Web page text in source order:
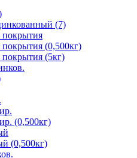
(7)
покрытия
покрытия (0,500кг)
покрытия (5кг)
(0,500кг)
(0,500кг)